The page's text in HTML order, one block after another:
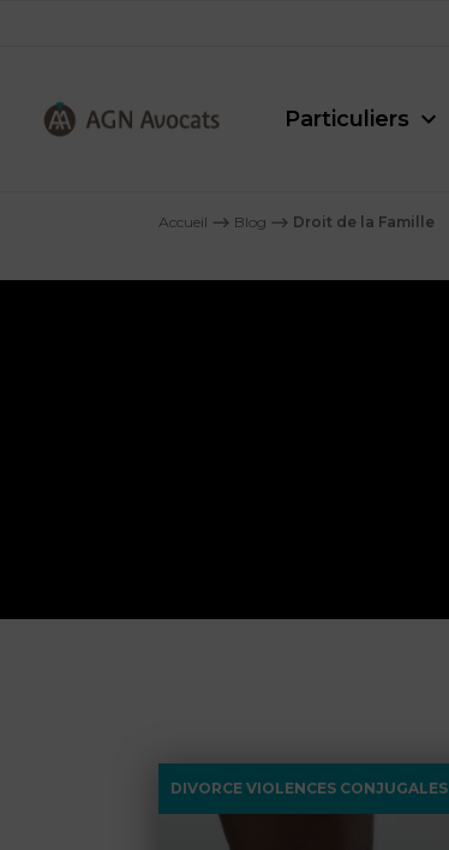
Particuliers
Accueil ⟶ Blog ⟶ Droit de la Famille
DIVORCE VIOLENCES CONJUGALES